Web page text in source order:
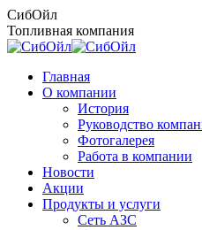
Перейти
к
содержанию
СибОйл
Топливная компания
Главная
О компании
История
Руководство
Фотогалерея
Работа в компании
Новости
Акции
Продукты и услуги
Сеть АЗС